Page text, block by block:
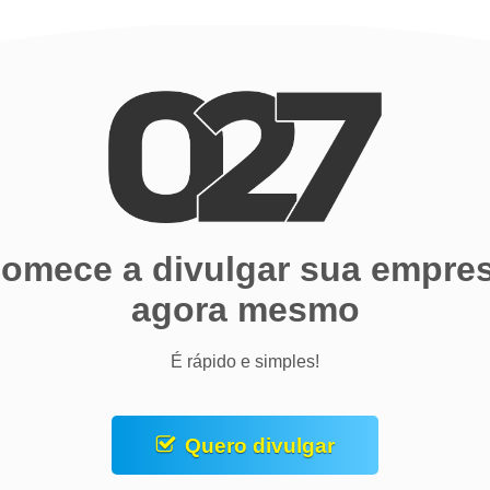
a divulgar sua
agora mesmo
É rápido e simples!
Quero divulgar